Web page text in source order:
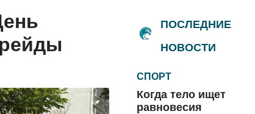
ПОСЛЕДНИЕ
НОВОСТИ
СПОРТ
Когда тело ищет
равновесия